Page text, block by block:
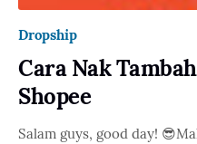
Dropship
Cara Nak
Shopee
Salam guys, good day!